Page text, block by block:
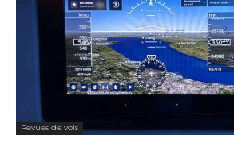
Revues de vols